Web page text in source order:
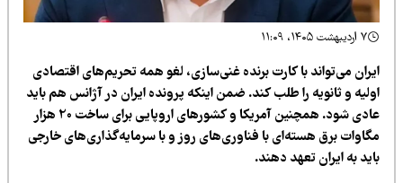
می‌تواند با کارت برنده غنی‌سازی، لغو همه تحریم‌های اقتصادی
و ثانویه را طلب کند. ضمن اینکه پرونده ایران در آژانس هم باید
عادی شود. همچنین آمریکا و کشورهای اروپایی برای ساخت 20 هزار
برق هسته‌ای با فناوری‌های روز و با سرمایه‌گذاری‌های خارجی
به ایران تعهد دهند.